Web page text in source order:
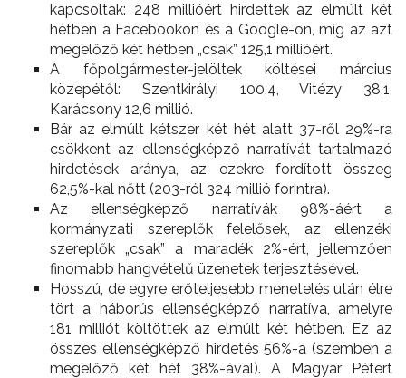
kapcsoltak: 248 millióért hirdettek az elmúlt két
hétben a Facebookon és a Google-ön, míg az azt
megelőző két hétben „csak” 125,1 millióért.
A főpolgármester-jelöltek költései március
közepétől: Szentkirályi 100,4, Vitézy 38,1,
Karácsony 12,6 millió.
Bár az elmúlt kétszer két hét alatt 37-ről 29%-ra
csökkent az ellenségképző narratívát tartalmazó
hirdetések aránya, az ezekre fordított összeg
62,5%-kal nőtt (203-ról 324 millió forintra).
Az ellenségképző narratívák 98%-áért a
kormányzati szereplők felelősek, az ellenzéki
szereplők „csak” a maradék 2%-ért, jellemzően
finomabb hangvételű üzenetek terjesztésével.
Hosszú, de egyre erőteljesebb menetelés után élre
tört a háborús ellenségképző narratíva, amelyre
181 milliót költöttek az elmúlt két hétben. Ez az
összes ellenségképző hirdetés 56%-a (szemben a
megelőző két hét 38%-ával). A Magyar Pétert